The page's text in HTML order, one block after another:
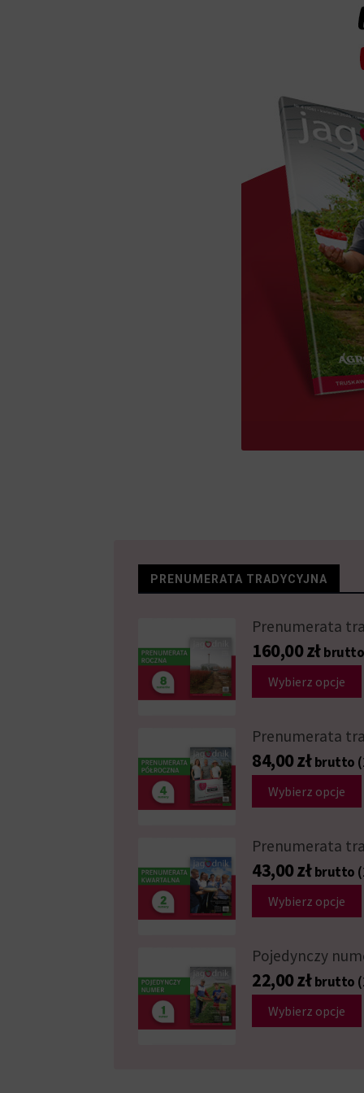
PRENUMERATA TRADYCYJNA
Prenumerata
160,00zł brutto
Wybierz opcje
Prenumerata
84,00zł brutto
Wybierz opcje
Prenumerata
43,00zł brutto
Wybierz opcje
Pojedynczy
22,00zł brutto
Wybierz opcje